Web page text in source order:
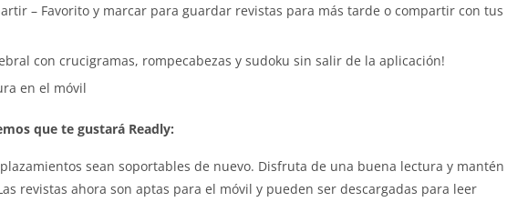
– Favorito y marcar para guardar revistas para más tarde o compartir con tus
con crucigramas, rompecabezas y sudoku sin salir de la aplicación!
en el móvil
que te gustará Readly:
sean soportables de nuevo. Disfruta de una buena lectura y mantén
revistas ahora son aptas para el móvil y pueden ser descargadas para leer